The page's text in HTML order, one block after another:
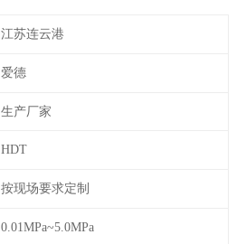
江苏连云港
爱德
生产厂家
HDT
按现场要求定制
0.01MPa~5.0MPa